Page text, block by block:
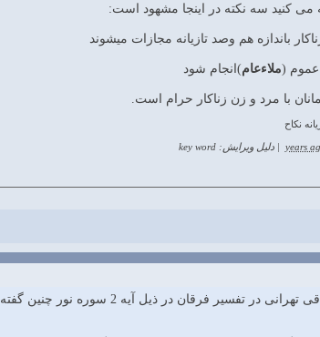
می کنید سه نکته در اینجا مشهود است:
ملاءعام)انجام شود
نکاح
دلیل ویرایش: key word
تفسیر فرقان در ذیل آیه 2 سوره نور چنین گفته است: